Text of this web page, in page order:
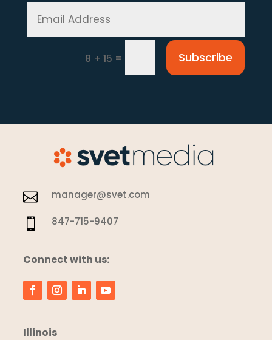
8 + 15 = Subscribe
 manager@svet.com
 847-715-9407
Connect with us:
Illinois